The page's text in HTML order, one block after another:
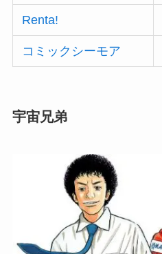
Renta!
コミックシーモア
宇宙兄弟